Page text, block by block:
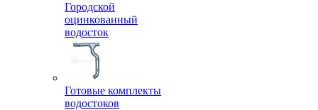
Городской
оцинкованный
водосток
Готовые комплекты
водостоков